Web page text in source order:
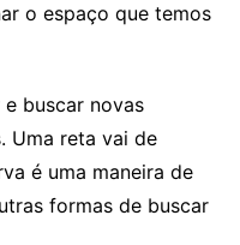
o espaço que temos
novas
Uma reta vai de
é uma maneira de
formas de buscar